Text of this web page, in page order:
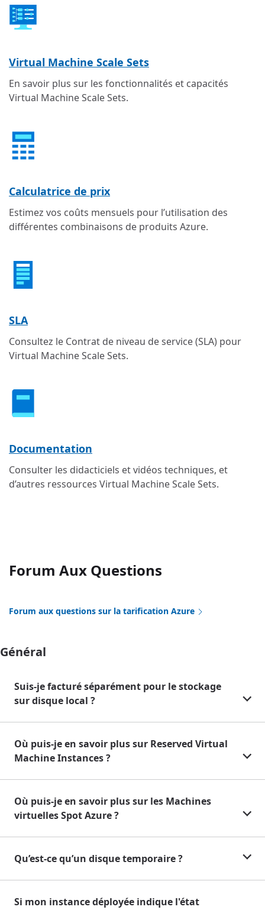
Virtual Machine Scale Sets
En savoir plus sur les fonctionnalités et capacités
Virtual Machine Scale Sets.
Calculatrice de prix
Estimez vos coûts mensuels pour l’utilisation des
différentes combinaisons de produits Azure.
SLA
Consultez le Contrat de niveau de service (SLA) pour
Virtual Machine Scale Sets.
Documentation
Consulter les didacticiels et vidéos techniques, et
d’autres ressources Virtual Machine Scale Sets.
Forum Aux Questions
Forum aux questions sur la tarification Azure
Général
Suis-je facturé séparément pour le stockage
sur disque local ?
Où puis-je en savoir plus sur Reserved Virtual
Machine Instances ?
Où puis-je en savoir plus sur les Machines
virtuelles Spot Azure ?
Qu’est-ce qu’un disque temporaire ?
Si mon instance déployée indique l'état